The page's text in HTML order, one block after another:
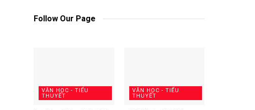
Follow Our Page
VĂN HỌC - TIỂU
THUYẾT
VĂN HỌC - TIỂU
THUYẾT